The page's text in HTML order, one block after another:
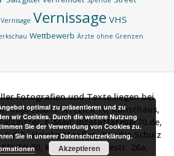
Vernisage Vernissage VHS
Wettbewerb Ärzte ohne Grenzen
Fotografien und Texte liegen bei
Impressum: ATELIER 70, Kunsthaus,
E-Mail: info[at]atelier70.de,
Heinke Maaßen, Sandra Schulz
70, Kunsthaus, Thiestr. 26a,
optimal zu präsentieren und zu
wir Cookies. Durch die weitere Nutzung
Sie der Verwendung von Cookies zu.
Sie in unserer Datenschutzerklärung.
Akzeptieren